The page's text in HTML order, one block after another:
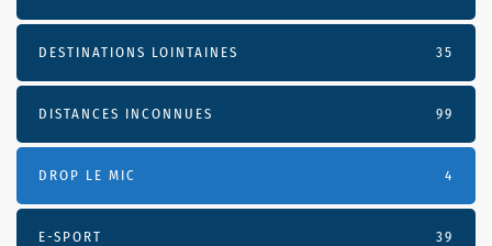
DESTINATIONS LOINTAINES 35
DISTANCES INCONNUES 99
DROP LE MIC 4
E-SPORT 39